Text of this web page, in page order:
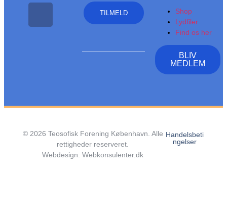
TILMELD
Shop
Lydfiler
Find os her
BLIV
MEDLEM
© 2026 Teosofisk Forening København. Alle
rettigheder reserveret.
Webdesign:Webkonsulenter.dk
Handelsbeti
ngelser